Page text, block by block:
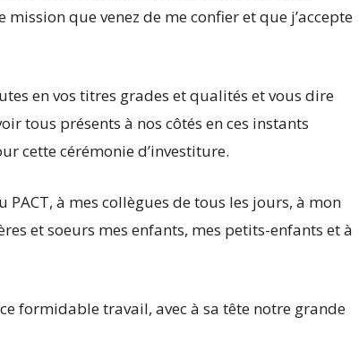
que venez de me confier et que j’accepte
en vos titres grades et qualités et vous dire
tous présents à nos côtés en ces instants
cette cérémonie d’investiture.
à mes collègues de tous les jours, à mon
et soeurs mes enfants, mes petits-enfants et à
formidable travail, avec à sa tête notre grande